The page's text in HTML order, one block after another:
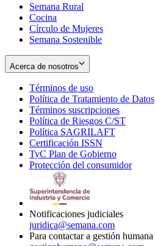
Semana Rural
Cocina
Círculo de Mujeres
Semana Sostenible
Acerca de nosotros
Términos de uso
in
new
window
Política de Tratamiento de Datos
Términos suscripciones
in
Política de Riesgos C/ST
Política SAGRILAFT
new
window
Certificación ISSN
in
new
TyC Plan de Gobierno
in
Protección del consumidorOpens
Notificaciones judiciales
juridica@semana.com
Para contactar a gestión humana